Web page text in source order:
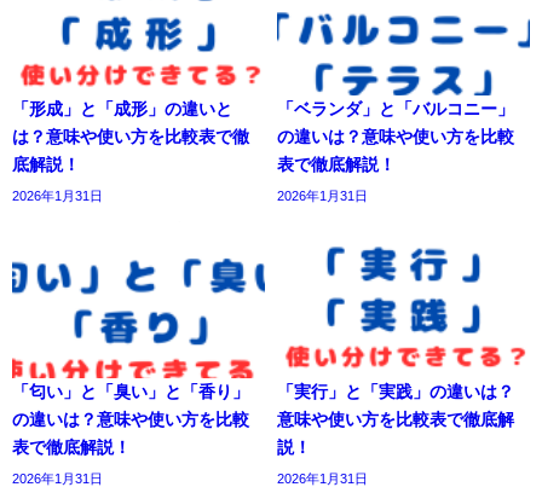
「形成」と「成形」の違いと
は？意味や使い方を比較表で徹
底解説！
2026年1月31日
「ベランダ」と「バルコニー」
の違いは？意味や使い方を比較
表で徹底解説！
2026年1月31日
「匂い」と「臭い」と「香り」
の違いは？意味や使い方を比較
表で徹底解説！
2026年1月31日
「実行」と「実践」の違いは？
意味や使い方を比較表で徹底解
説！
2026年1月31日